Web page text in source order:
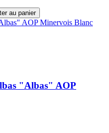
au panier
"Albas" AOP